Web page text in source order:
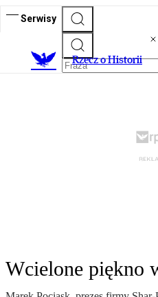
Serwisy
Rzecz o Historii
Wcielone piękno